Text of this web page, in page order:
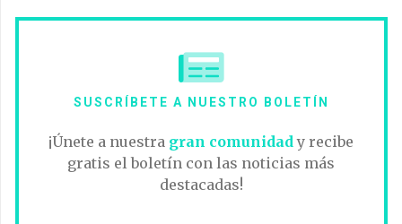
SUSCRÍBETE A NUESTRO BOLETÍN
¡Únete a nuestra gran comunidady recibe
gratis el boletín con las noticias más
destacadas!